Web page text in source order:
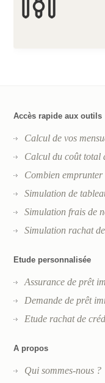
Accès rapide aux outils
Calcul de vos
Calcul du coût total
Combien emprunter
Simulation de
Simulation frais de
Simulation rachat
Etude personnalisée
Assurance de prêt
Demande de prêt
Etude rachat de
A propos
Qui sommes-nous ?